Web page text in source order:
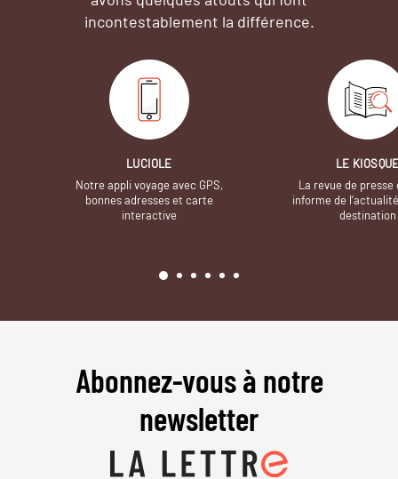
incontestablement la différence.
LUCIOLE
Notre appli voyage avec GPS,
bonnes adresses et carte
interactive
LE
La revue de presse
informe de
destination
Abonnez-vous à notre
newsletter